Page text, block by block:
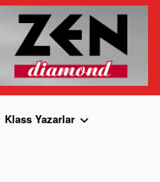
Klass Yazarlar